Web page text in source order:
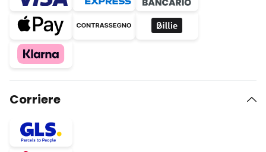
Corriere